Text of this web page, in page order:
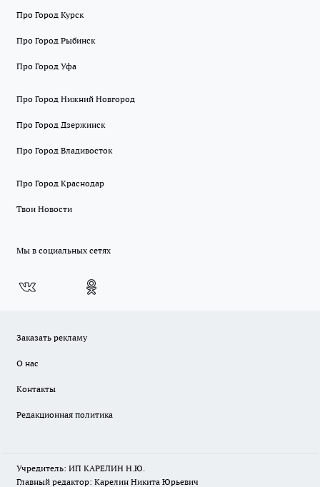
Про Город Курск
Про Город Рыбинск
Про Город Уфа
Про Город Нижний Новгород
Про Город Дзержинск
Про Город Владивосток
Про Город Краснодар
Твои Новости
Мы в социальных сетях
Заказать рекламу
О нас
Контакты
Редакционная политика
Учредитель: ИП КАРЕЛИН Н.Ю.
Главный редактор: Карелин Никита Юрьевич